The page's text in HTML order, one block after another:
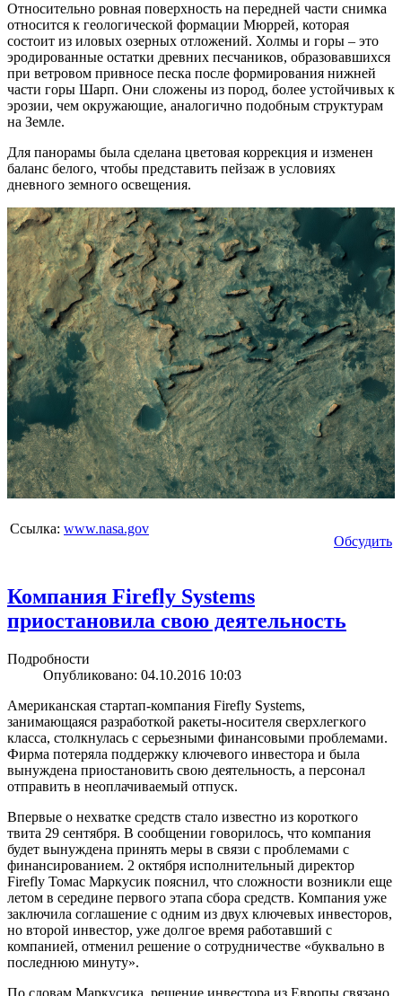
Относительно ровная поверхность на передней части снимка
относится к геологической формации Мюррей, которая
состоит из иловых озерных отложений. Холмы и горы – это
эродированные остатки древних песчаников, образовавшихся
при ветровом привносе песка после формирования нижней
части горы Шарп. Они сложены из пород, более устойчивых к
эрозии, чем окружающие, аналогично подобным структурам
на Земле.
Для панорамы была сделана цветовая коррекция и изменен
баланс белого, чтобы представить пейзаж в условиях
дневного земного освещения.
Ссылка: www.nasa.gov
Обсудить
Компания Firefly Systems
приостановила свою деятельность
Подробности
Опубликовано: 04.10.2016 10:03
Американская стартап-компания Firefly Systems,
занимающаяся разработкой ракеты-носителя сверхлегкого
класса, столкнулась с серьезными финансовыми проблемами.
Фирма потеряла поддержку ключевого инвестора и была
вынуждена приостановить свою деятельность, а персонал
отправить в неоплачиваемый отпуск.
Впервые о нехватке средств стало известно из короткого
твита 29 сентября. В сообщении говорилось, что компания
будет вынуждена принять меры в связи с проблемами с
финансированием. 2 октября исполнительный директор
Firefly Томас Маркусик пояснил, что сложности возникли еще
летом в середине первого этапа сбора средств. Компания уже
заключила соглашение с одним из двух ключевых инвесторов,
но второй инвестор, уже долгое время работавший с
компанией, отменил решение о сотрудничестве «буквально в
последнюю минуту».
По словам Маркусика, решение инвестора из Европы связано